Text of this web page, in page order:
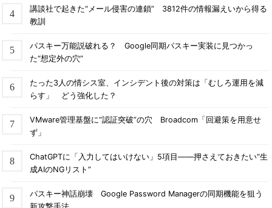
講談社で起きた“メール侵害の連鎖” 3812件の情報漏えいから得る
教訓
パスキー万能説破れる？ Google同期パスキー実装に見つかっ
た“想定外の穴”
たった3人の情シス室、インシデント後の対策は「むしろ運用を減
らす」 どう強化した？
VMware管理基盤に“認証突破”の穴 Broadcom「回避策を用意せ
ず」
ChatGPTに「入力してはいけない」5項目――押さえておきたい“生
成AIのNGリスト”
パスキー神話崩壊 Google Password Managerの同期機能を狙う